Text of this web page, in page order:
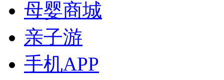
母婴商城
亲子游
手机APP